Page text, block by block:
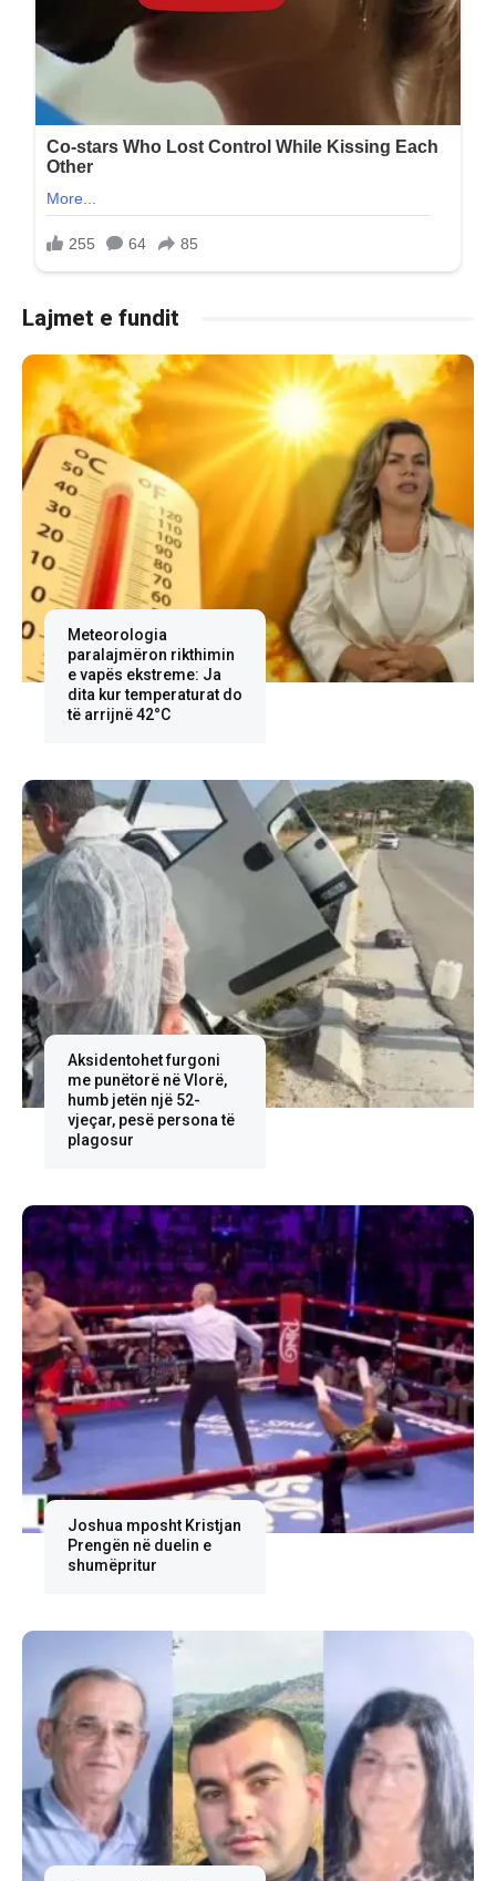
Lajmet e fundit
Meteorologia
paralajmëron rikthimin
e vapës ekstreme: Ja
dita kur temperaturat do
të arrijnë 42°C
Aksidentohet furgoni
me punëtorë në Vlorë,
humb jetën një 52-
vjeçar, pesë persona të
plagosur
Joshua mposht Kristjan
Prengën në duelin e
shumëpritur